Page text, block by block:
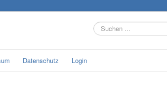
Suchen
...
Datenschutz Login